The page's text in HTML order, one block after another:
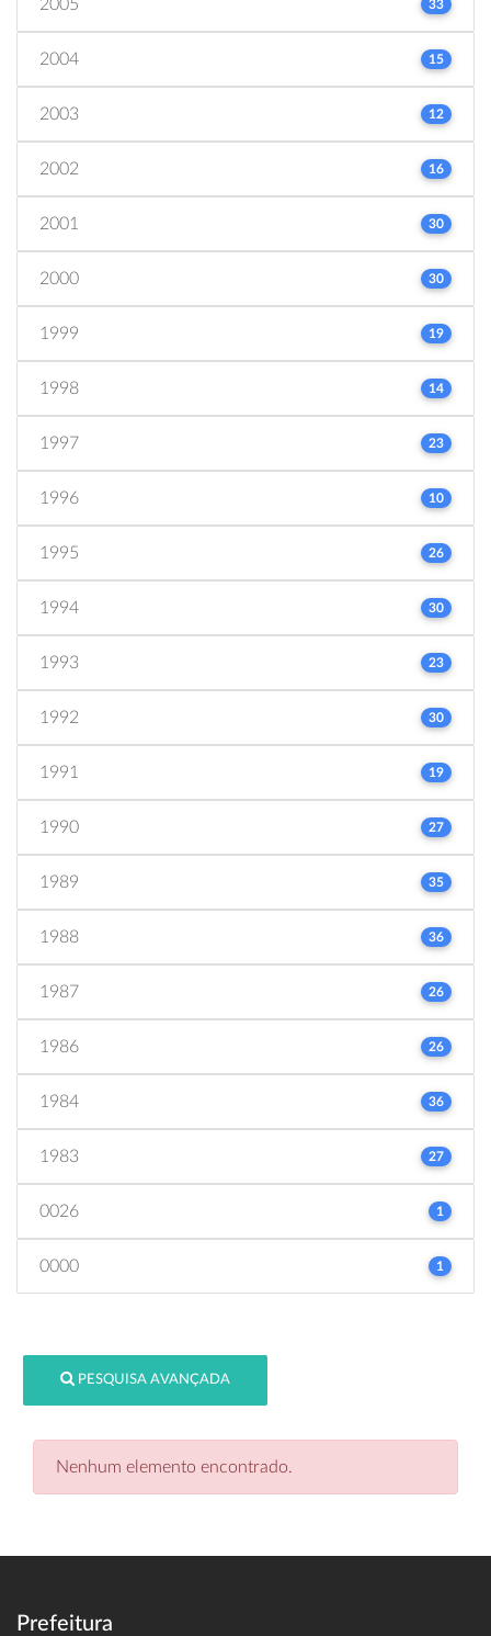
2005 33
2004 15
2003 12
2002 16
2001 30
2000 30
1999 19
1998 14
1997 23
1996 10
1995 26
1994 30
1993 23
1992 30
1991 19
1990 27
1989 35
1988 36
1987 26
1986 26
1984 36
1983 27
0026 1
0000 1
PESQUISA AVANÇADA
Nenhum elemento encontrado.
Prefeitura